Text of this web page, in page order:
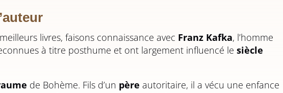
livres, faisons connaissance avec Franz Kafka, l’homme
à titre posthume et ont largement influencé le siècle
de Bohème. Fils d’un père autoritaire, il a vécu une enfance